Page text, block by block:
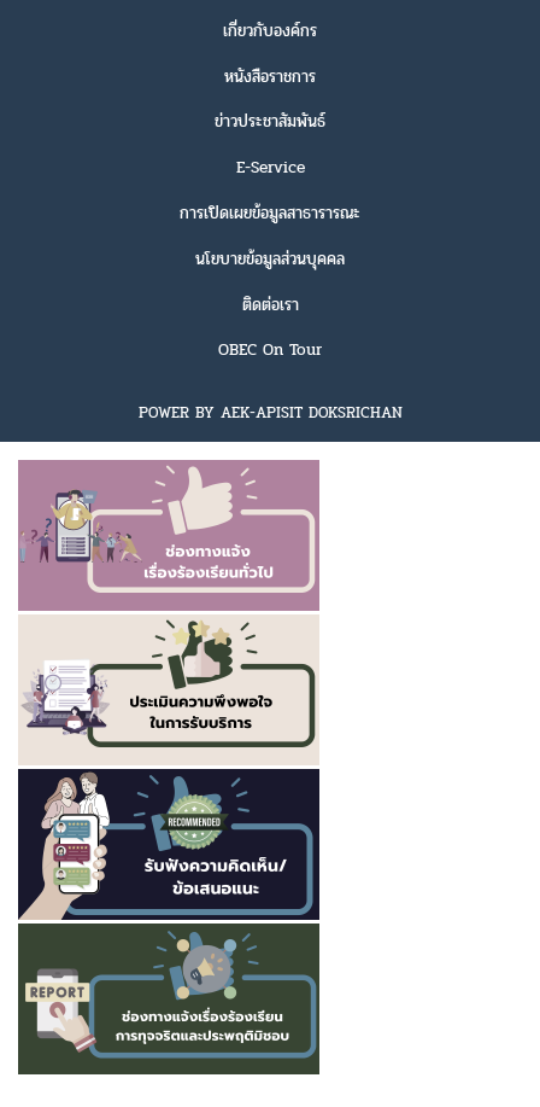
เกี่ยวกับองค์กร
หนังสือราชการ
ข่าวประชาสัมพันธ์
E-Service
การเปิดเผยข้อมูลสาธารารณะ
นโยบายข้อมูลส่วนบุคคล
ติดต่อเรา
OBEC On Tour
POWER BY AEK-APISIT DOKSRICHAN